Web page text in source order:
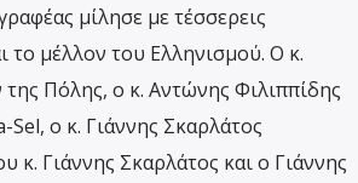
μίλησε με τέσσερεις
το μέλλον του Ελληνισμού. Ο κ.
Πόλης, ο κ. Αντώνης Φιλιππίδης
o κ. Γιάννης Σκαρλάτος
Γιάννης Σκαρλάτος και ο Γιάννης